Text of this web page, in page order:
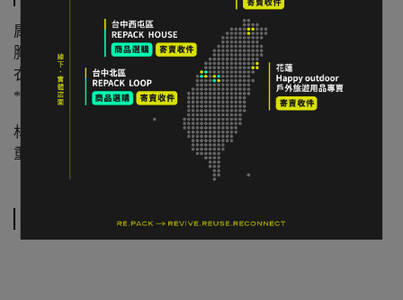
肩寬：36 cm
胸寬平量：42 cm
衣長：65 cm
*人工測量含 ±2 cm 誤差值
材質：50% Merino Wool 50% Polyester
重量：約 100–140 公克級距